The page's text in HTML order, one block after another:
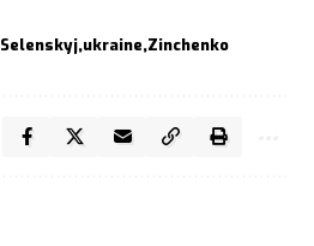
Selenskyj ukraine Zinchenko